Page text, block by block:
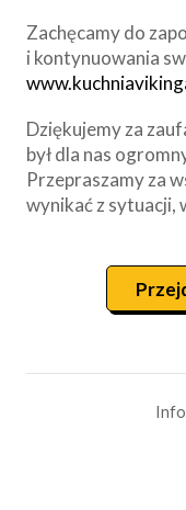
Zachęcamy do
i kontynuowania
Dziękujemy za
był dla nas
Przepraszamy za
wynikać z sytuacji,